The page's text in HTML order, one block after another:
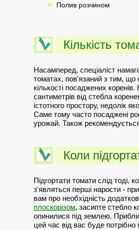
Полив розчином
Кількість
Насамперед, спеціаліст
томатах, пов'язаний з тим, що
кількості посаджених
сантиметрів від стебла
істотного простору, недолік
Саме тому часто посаджені
урожай. Також
Коли
Підгортати томати слід тоді,
з'являться перші нарости -
вам про необхідність
плоскорізом, засипте стебло
опинилися під землею.
цей час від вас буде потрібно